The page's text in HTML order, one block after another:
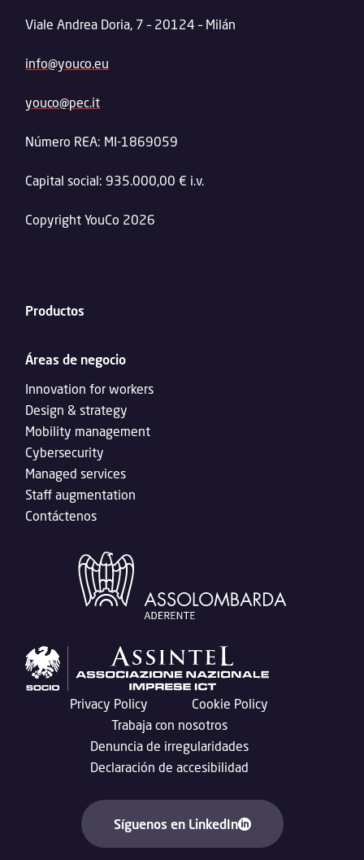
Viale Andrea Doria, 7 – 20124 – Milán
info@youco.eu
youco@pec.it
Número REA: MI-1869059
Capital social: 935.000,00 € i.v.
Copyright YouCo 2026
Productos
Áreas de negocio
Innovation for workers
Design & strategy
Mobility management
Cybersecurity
Managed services
Staff augmentation
Contáctenos
Privacy Policy
Cookie Policy
Trabaja con nosotros
Denuncia de irregularidades
Declaración de accesibilidad
Síguenos en LinkedIn